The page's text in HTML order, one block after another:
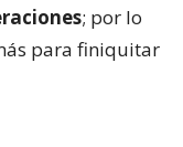
; por lo
para finiquitar